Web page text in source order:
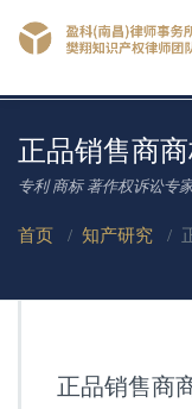
正品销售商
专利 商标 著作权诉讼专
首页 / 知产研究 /
正品销售商